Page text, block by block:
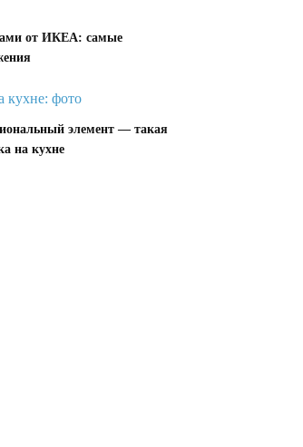
от ИКЕА: самые
элемент — такая
на кухне